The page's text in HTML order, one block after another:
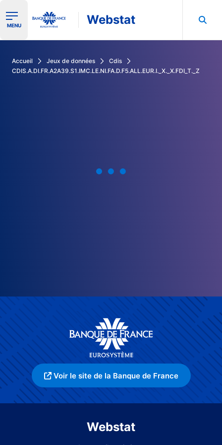
Ouvrir le menu de navigation
MENU Webstat
Accueil Jeux de données
Cdis
CDIS.A.DI.FR.A2A39.S1.IMC.LE.NI.FA.D.F5.ALL.EUR.I._X._X.FDI_T._Z
Voir le site de la Banque de France
Webstat